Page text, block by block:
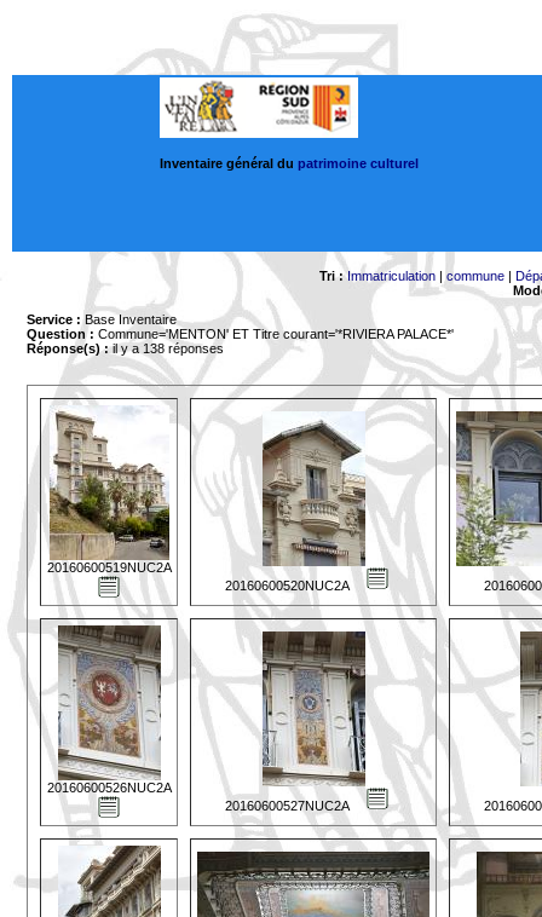
Inventaire général du patrimoine culturel
Tri : Immatriculation |commune |
Service : Base Inventaire
Question : Commune='MENTON' ET Titre courant='*RIVIERA PALACE*'
Réponse(s) :il y a 138 réponses
20160600519NUC2A
20160600520NUC2A
20160600526NUC2A
20160600527NUC2A